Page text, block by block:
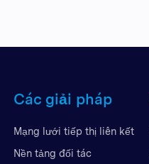
Các giải pháp
Mạng lưới tiếp thị liên kết
Nền tảng đối tác